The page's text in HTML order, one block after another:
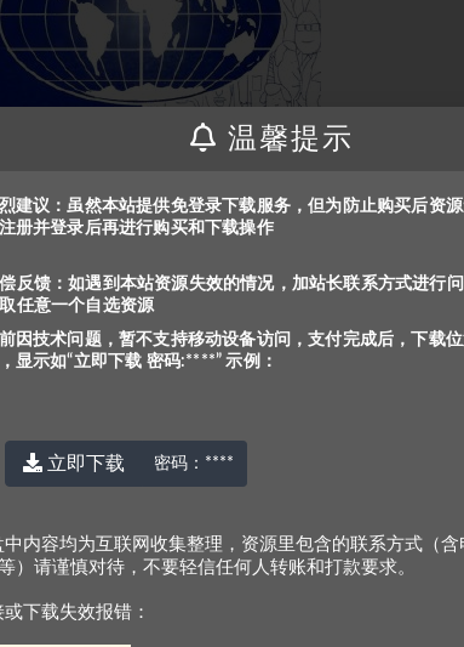
问，支付完成后，下载位置一般在右上角，显示如“
温馨提示
建议：虽然本站提供免登录下载服务，但为防止购买后资
册并登录后再进行购买和下载操作
反馈：如遇到本站资源失效的情况，加站长联系方式进行
任意一个自选资源
因技术问题，暂不支持移动设备访问，支付完成后，下载
显示如“立即下载 密码:****” 示例：
立即下载 密码： ****
中内容均为互联网收集整理，资源里包含的联系方式（含
）请谨慎对待，不要轻信任何人转账和打款要求。
或下载失效报错：